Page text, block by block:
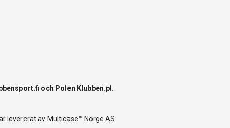
och Polen Klubben.pl .
levererat av Multicase™ Norge AS